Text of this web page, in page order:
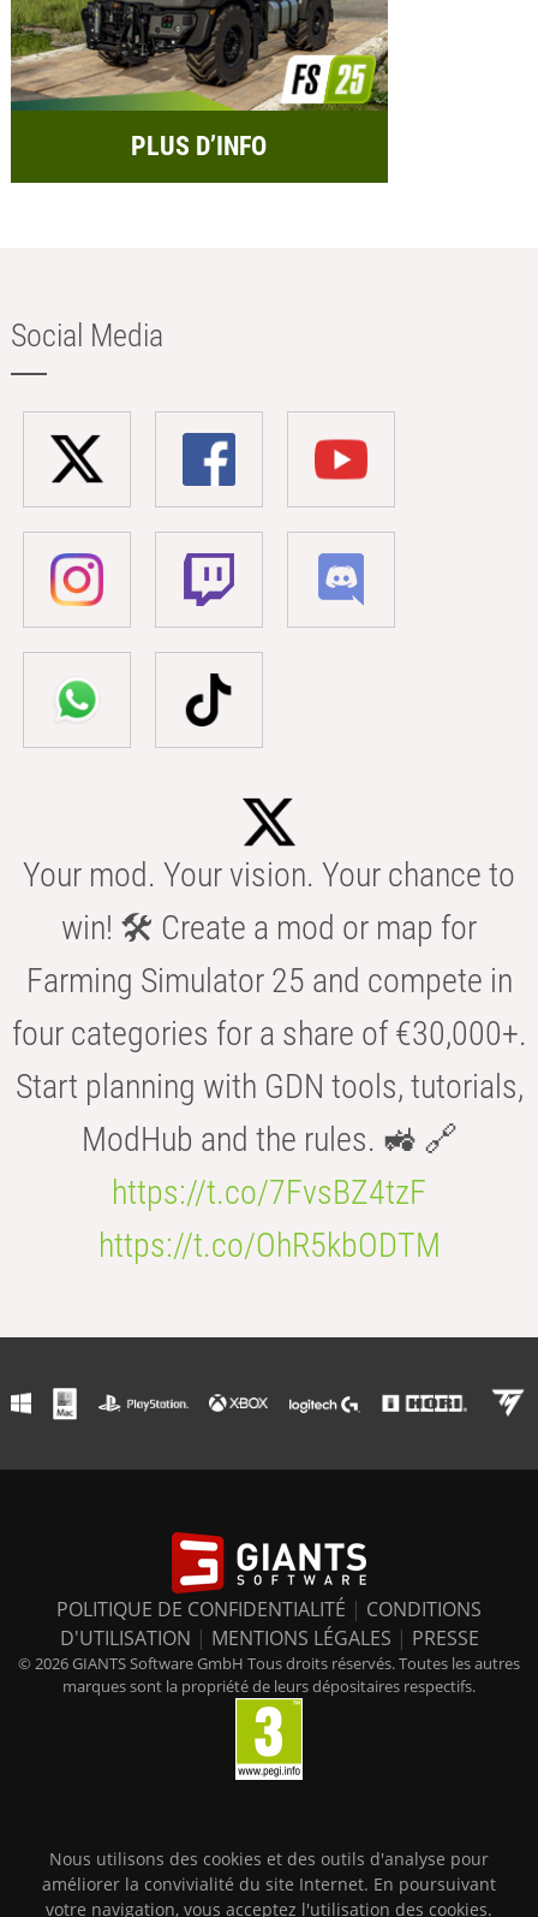
PLUS D’INFO
Social Media
Your mod. Your vision. Your chance to
win! 🛠️ Create a mod or map for
Farming Simulator 25 and compete in
four categories for a share of €30,000+.
Start planning with GDN tools, tutorials,
ModHub and the rules. 🚜 🔗
https://t.co/7FvsBZ4tzF
https://t.co/OhR5kbODTM
POLITIQUE DE CONFIDENTIALITÉ | CONDITIONS
D'UTILISATION | MENTIONS LÉGALES | PRESSE
© 2026 GIANTS Software GmbH Tous droits réservés. Toutes les autres
marques sont la propriété de leurs dépositaires respectifs.
Nous utilisons des cookies et des outils d'analyse pour
améliorer la convivialité du site Internet. En poursuivant
votre navigation, vous acceptez l'utilisation des cookies.